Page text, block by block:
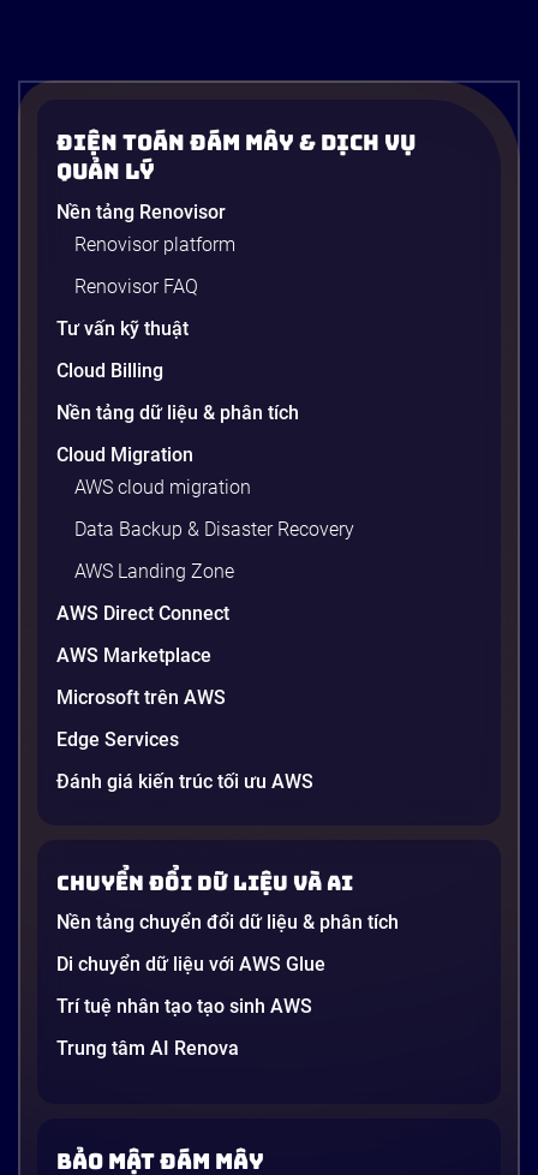
Điện Toán Đám Mây & Dịch Vụ
Quản Lý
Nền tảng Renovisor
Renovisor platform
Renovisor FAQ
Tư vấn kỹ thuật
Cloud Billing
Nền tảng dữ liệu & phân tích
Cloud Migration
AWS cloud migration
Data Backup & Disaster Recovery
AWS Landing Zone
AWS Direct Connect
AWS Marketplace
Microsoft trên AWS
Edge Services
Đánh giá kiến trúc tối ưu AWS
Chuyển đổi dữ liệu và AI
Nền tảng chuyển đổi dữ liệu & phân tích
Di chuyển dữ liệu với AWS Glue
Trí tuệ nhân tạo tạo sinh AWS
Trung tâm AI Renova
Bảo mật đám mây